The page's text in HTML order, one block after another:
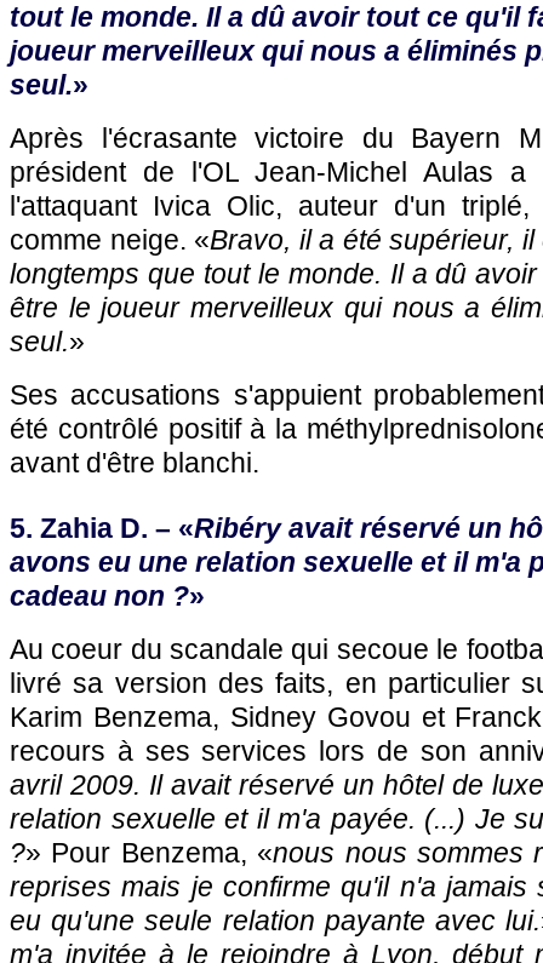
tout le monde. Il a dû avoir tout ce qu'il
joueur merveilleux qui nous a éliminés
seul.»
Après l'écrasante victoire du Bayern
président de l'OLJean-Michel Aulas a
l'attaquant Ivica Olic, auteur d'un
comme neige. «Bravo, il a été supérieur,
longtemps que tout le monde. Il a dû
être le joueur merveilleux qui nous a
seul.»
Ses accusations s'appuient
été contrôlé positif à la
avant d'être blanchi.
5. Zahia D. – «Ribéry avait réservé un
avons eu une relation sexuelle et il m'a
cadeau non ?»
Au coeur du scandale qui secoue le
livré sa version des faits, en particulier
Karim Benzema, Sidney Govou et
recours à ses services lors de son
avril 2009. Il avait réservé un hôtel de
relation sexuelle et il m'a payée. (...) Je
?» Pour Benzema, «nous nous sommes
reprises mais je confirme qu'il n'a
eu qu'une seule relation payante avec lui.
m'a invitée à le rejoindre à Lyon, début